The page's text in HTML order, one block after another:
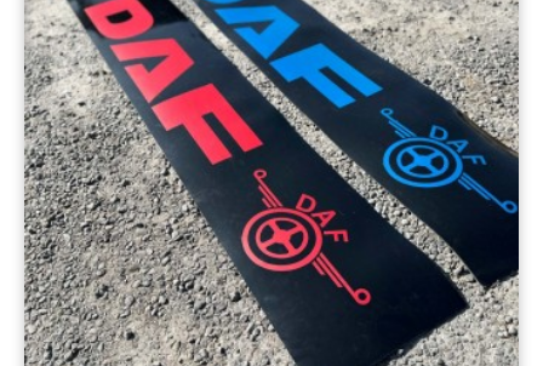
Пневматические соединения
Запчасти
Инструменты
Оснащение прицепов
Автономное отопление и
кондиционировани
Стяжные ремни и тросы